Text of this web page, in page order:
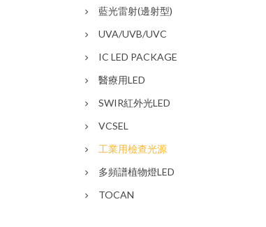
藍光雷射(邊射型)
UVA/UVB/UVC
IC LED PACKAGE
醫療用LED
SWIR紅外光LED
VCSEL
工業用檢查光源
多頻譜植物燈LED
TOCAN